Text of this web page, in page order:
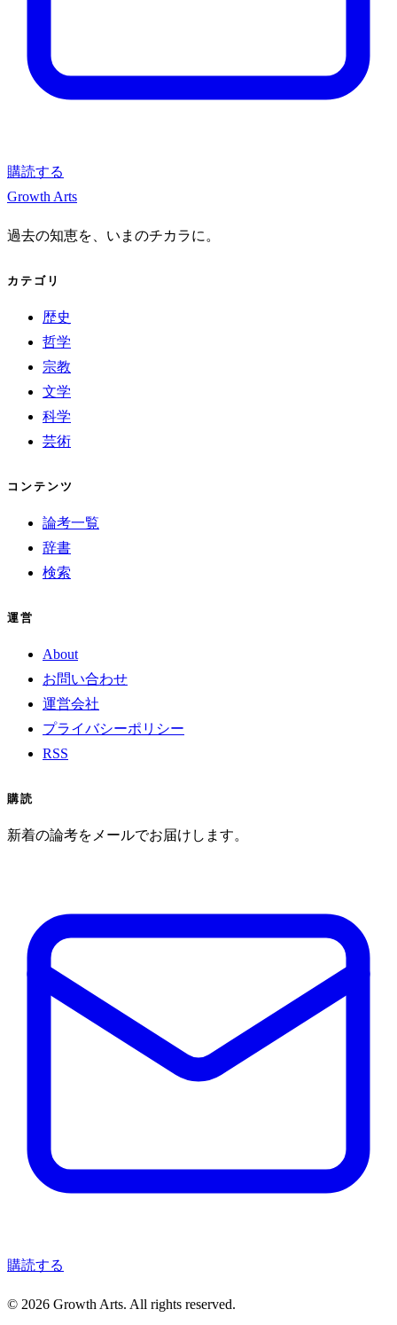
購読する
Growth Arts
過去の知恵を、いまのチカラに。
カテゴリ
歴史
哲学
宗教
文学
科学
芸術
コンテンツ
論考一覧
辞書
検索
運営
About
お問い合わせ
運営会社
プライバシーポリシー
RSS
購読
新着の論考をメールでお届けします。
購読する
© 2026 Growth Arts. All rights reserved.